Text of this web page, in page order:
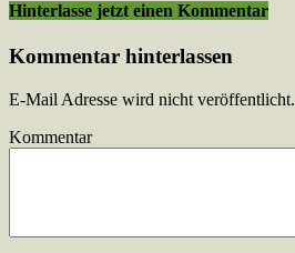
Hinterlasse jetzt einen Kommentar
Kommentar hinterlassen
E-Mail Adresse wird nicht veröffentlicht.
Kommentar